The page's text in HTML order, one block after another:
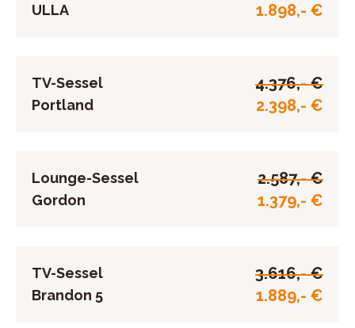
ULLA
1.898,- €
TV-Sessel
Portland
4.376,- €
2.398,- €
Lounge-Sessel
Gordon
2.587,- €
1.379,- €
TV-Sessel
Brandon 5
3.616,- €
1.889,- €